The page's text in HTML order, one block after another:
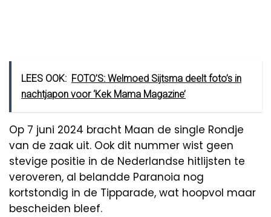
LEES OOK: FOTO’S: Welmoed Sijtsma deelt foto’s in
nachtjapon voor ‘Kek Mama Magazine’
Op 7 juni 2024 bracht Maan de single Rondje
van de zaak uit. Ook dit nummer wist geen
stevige positie in de Nederlandse hitlijsten te
veroveren, al belandde Paranoia nog
kortstondig in de Tipparade, wat hoopvol maar
bescheiden bleef.